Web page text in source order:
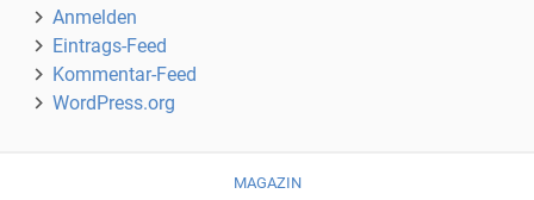
Anmelden
Eintrags-Feed
Kommentar-Feed
WordPress.org
MAGAZIN